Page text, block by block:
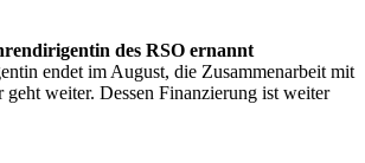
des RSO ernannt
endet im August, die Zusammenarbeit mit
geht weiter. Dessen Finanzierung ist weiter